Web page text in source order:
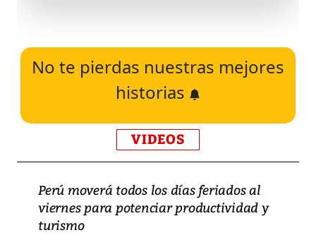
No te pierdas nuestras mejores
historias
VIDEOS
Perú moverá todos los días feriados al
viernes para potenciar productividad y
turismo